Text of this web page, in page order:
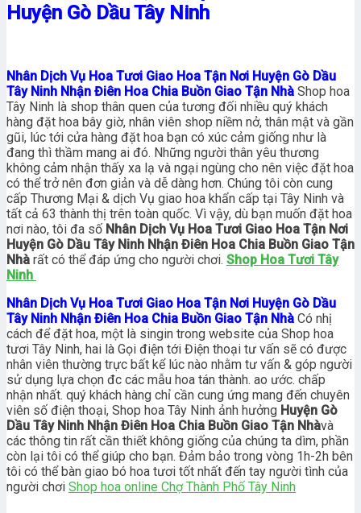
Huyện Gò Dầu Tây Ninh
Nhân Dịch Vụ Hoa Tươi Giao Hoa Tận Nơi Huyện Gò Dầu
Tây Ninh Nhận Điên Hoa Chia Buồn Giao Tận Nhà Shop hoa
Tây Ninh là shop thân quen của tương đối nhiều quý khách
hàng đặt hoa bây giờ, nhân viên shop niềm nở, thân mật và gần
gũi, lúc tới cửa hàng đặt hoa bạn có xúc cảm giống như là
đang thì thầm mang ai đó. Những người thân yêu thương
không cảm nhận thấy xa lạ và ngại ngùng cho nên việc đặt hoa
có thể trở nên đơn giản và dễ dàng hơn. Chúng tôi còn cung
cấp Thương Mại & dịch Vụ giao hoa khẩn cấp tại Tây Ninh và
tất cả 63 thành thị trên toàn quốc. Vì vậy, dù bạn muốn đặt hoa
nơi nào, tôi đa số Nhân Dịch Vụ Hoa Tươi Giao Hoa Tận Nơi
Huyện Gò Dầu Tây Ninh Nhận Điên Hoa Chia Buồn Giao Tận
Nhà rất có thể đáp ứng cho người chơi. Shop Hoa Tươi Tây
Ninh
Nhân Dịch Vụ Hoa Tươi Giao Hoa Tận Nơi Huyện Gò Dầu
Tây Ninh Nhận Điên Hoa Chia Buồn Giao Tận Nhà Có nhị
cách để đặt hoa, một là singin trong website của Shop hoa
tươi Tây Ninh, hai là Gọi điện tới Điện thoại tư vấn sẽ có được
nhân viên thường trực bất kể lúc nào nhằm tư vấn & góp người
sử dụng lựa chọn đc các mẫu hoa tán thành. ao ước. chấp
nhận nhất. quý khách hàng chỉ cần cung ứng mang đến chuyên
viên số điện thoại, Shop hoa Tây Ninh ảnh hưởng Huyện Gò
Dầu Tây Ninh Nhận Điên Hoa Chia Buồn Giao Tận Nhàvà
các thông tin rất cần thiết không giống của chúng ta dìm, phần
còn lại tôi có thể giúp cho bạn. Đảm bảo trong vòng 1h-2h bên
tôi có thể bàn giao bó hoa tươi tốt nhất đến tay người tình của
người chơi Shop hoa online Chợ Thành Phố Tây Ninh